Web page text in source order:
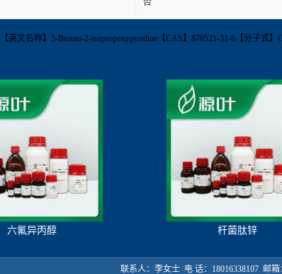
否
英文名称】5-Bromo-2-isopropoxypyridine【CAS】870521-31-6【分子式
六氟异丙醇 杆菌肽锌
联系人：李女士 电 话：18016338107 邮